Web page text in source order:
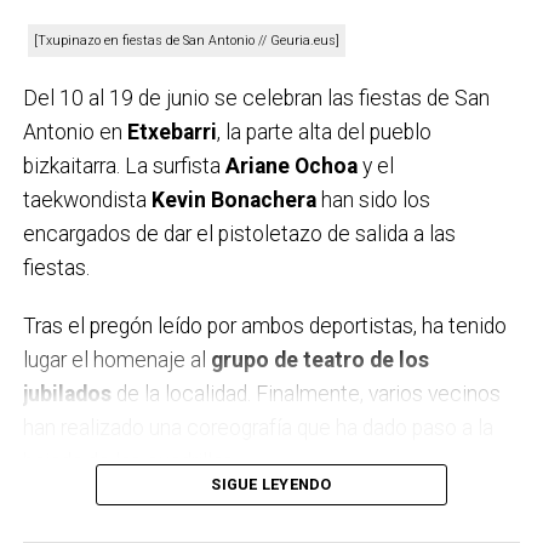
tres años, a pesar de que sea un órgano
supramunicipal que lleva décadas trabajando en la
comarca. Behargintza es identificada
preferentemente por las personas usuarias como un
centro de atención a personas desempleadas
que ofrece para ellas información, apoyo, formación e
medida, es visualizado como un centro para la
creación y consolidación de empresas.
facilita que los vecinos de Basauri y Etxebarri
[Txupinazo en fiestas de San Antonio // Geuria.eus]
Del 10 al 19 de junio se celebran las fiestas de San
Antonio en Etxebarri, la parte alta del pueblo
bizkaitarra. La surfista Ariane Ochoay el
taekwondista Kevin Bonacherahan sido los
encargados de dar el pistoletazo de salida a las
fiestas.
Tras el pregón leído por ambos deportistas, ha tenido
lugar el homenaje al grupo de teatro de los
jubilados de la localidad. Finalmente, varios vecinos
bajada de las cuadrillas.
SIGUE LEYENDO